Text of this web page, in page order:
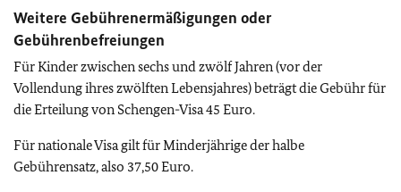
Weitere Gebührenermäßigungen oder
Gebührenbefreiungen
Für Kinder zwischen sechs und zwölf Jahren (vor der
Vollendung ihres zwölften Lebensjahres) beträgt die Gebühr für
die Erteilung von Schengen-Visa 45 Euro.
Für nationale Visa gilt für Minderjährige der halbe
Gebührensatz, also 37,50 Euro.